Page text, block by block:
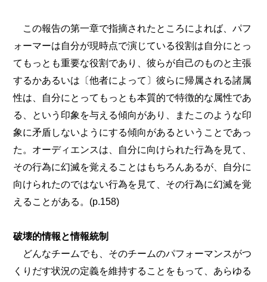
この報告の第一章で指摘されたところによれば、パフ
ォーマーは自分が現時点で演じている役割は自分にとっ
てもっとも重要な役割であり、彼らが自己のものと主張
するかあるいは〔他者によって〕彼らに帰属される諸属
性は、自分にとってもっとも本質的で特徴的な属性であ
る、という印象を与える傾向があり、またこのような印
象に矛盾しないようにする傾向があるということであっ
た。オーディエンスは、自分に向けられた行為を見て、
その行為に幻滅を覚えることはもちろんあるが、自分に
向けられたのではない行為を見て、その行為に幻滅を覚
えることがある。(p.158)
破壊的情報と情報統制
どんなチームでも、そのチームのパフォーマンスがつ
くりだす状況の定義を維持することをもって、あらゆる